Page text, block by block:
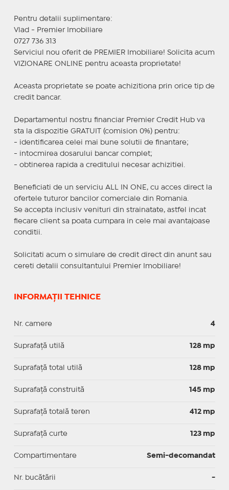
Pentru detalii suplimentare:
Vlad - Premier Imobiliare
0727 736 313
Serviciul nou oferit de PREMIER Imobiliare! Solicita acum
VIZIONARE ONLINE pentru aceasta proprietate!
Aceasta proprietate se poate achizitiona prin orice tip de
credit bancar.
Departamentul nostru financiar Premier Credit Hub va
sta la dispozitie GRATUIT (comision 0%) pentru:
- identificarea celei mai bune solutii de finantare;
- intocmirea dosarului bancar complet;
- obtinerea rapida a creditului necesar achizitiei.
Beneficiati de un serviciu ALL IN ONE, cu acces direct la
ofertele tuturor bancilor comerciale din Romania.
Se accepta inclusiv venituri din strainatate, astfel incat
fiecare client sa poata cumpara in cele mai avantajoase
conditii.
Solicitati acum o simulare de credit direct din anunt sau
cereti detalii consultantului Premier Imobiliare!
INFORMAȚII TEHNICE
Nr. camere 4
Suprafaţă utilă 128 mp
Suprafaţă total utilă 128 mp
Suprafaţă construită 145 mp
Suprafață totală teren 412 mp
Suprafaţă curte 123 mp
Compartimentare Semi-decomandat
Nr. bucătării -